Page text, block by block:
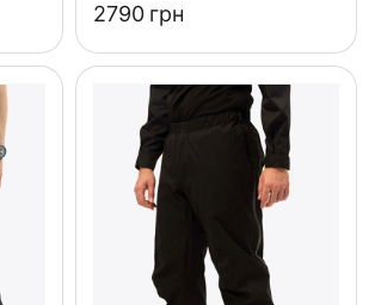
‍2790‍ грн